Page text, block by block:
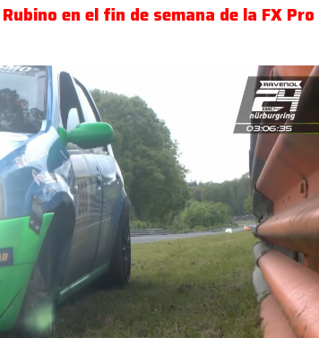
en el fin de semana de la FX Pro